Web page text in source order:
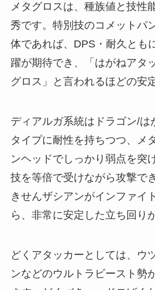
メタグロスは、種族値と技性
秀です。特別技のコメットパ
体であれば、DPS・耐久とも
躍が期待でき、「はがねアタ
グロス」と言われるほどの安
ディアルガ系統はドラゴン/は
タイプに耐性を持ちつつ、メ
ンヘッドでしっかり弱点を突
技を等倍で受けながら攻撃で
きせんザシアンがインファイ
ら、非常に安定した立ち回り
どくアタッカーとしては、ウ
ンなどのウルトラビースト勢